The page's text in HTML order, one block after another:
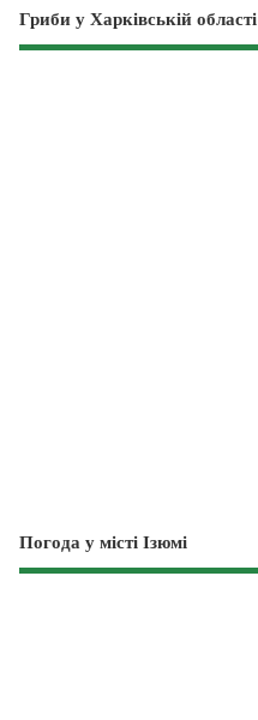
Гриби у Харківській області
Погода у місті Ізюмі